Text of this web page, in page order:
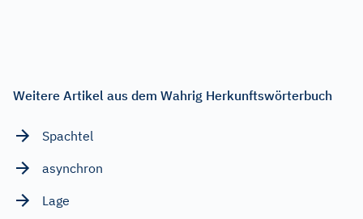
Weitere Artikel aus dem Wahrig Herkunftswörterbuch
Spachtel
asynchron
Lage